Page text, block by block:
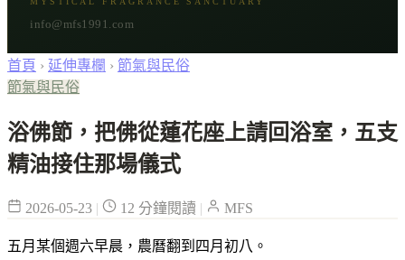
節氣與民俗
info@mfs1991.com
首頁 › 延伸專欄 › 節氣與民俗
節氣與民俗
浴佛節，把佛從蓮花座上請回浴室，五支
精油接住那場儀式
2026-05-23 | 12 分鐘閱讀 | MFS
五月某個週六早晨，農曆翻到四月初八。